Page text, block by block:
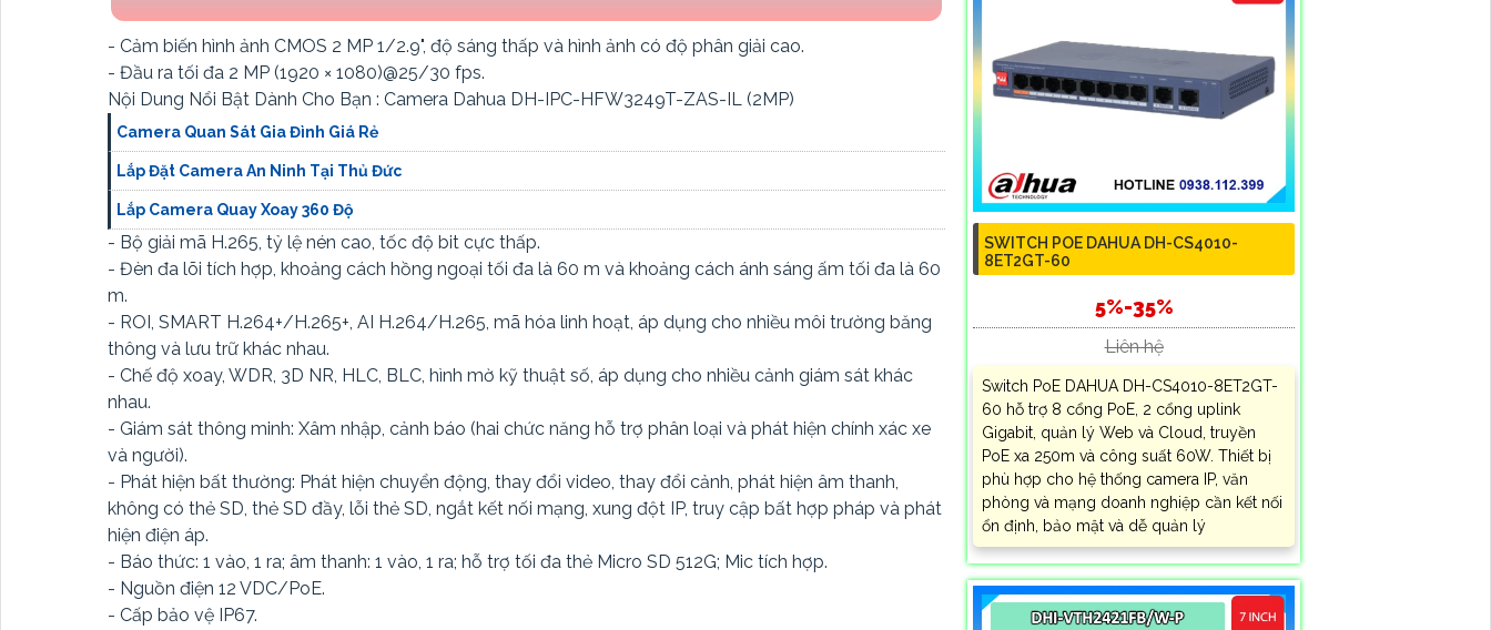
- Cảm biến hình ảnh CMOS 2 MP 1/2.9", độ sáng thấp và hình ảnh có độ phân giải cao.
- Đầu ra tối đa 2 MP (1920 × 1080)@25/30 fps.
Nội Dung Nổi Bật Dành Cho Bạn : Camera Dahua DH-IPC-HFW3249T-ZAS-IL (2MP)
Camera Quan Sát Gia Đình Giá Rẻ
Lắp Đặt Camera An Ninh Tại Thủ Đức
Lắp Camera Quay Xoay 360 Độ
- Bộ giải mã H.265, tỷ lệ nén cao, tốc độ bit cực thấp.
- Đèn đa lõi tích hợp, khoảng cách hồng ngoại tối đa là 60 m và khoảng cách ánh sáng ấm tối đa là 60
m.
- ROI, SMART H.264+/H.265+, AI H.264/H.265, mã hóa linh hoạt, áp dụng cho nhiều môi trường băng
thông và lưu trữ khác nhau.
- Chế độ xoay, WDR, 3D NR, HLC, BLC, hình mờ kỹ thuật số, áp dụng cho nhiều cảnh giám sát khác
nhau.
- Giám sát thông minh: Xâm nhập, cảnh báo (hai chức năng hỗ trợ phân loại và phát hiện chính xác xe
và người).
- Phát hiện bất thường: Phát hiện chuyển động, thay đổi video, thay đổi cảnh, phát hiện âm thanh,
không có thẻ SD, thẻ SD đầy, lỗi thẻ SD, ngắt kết nối mạng, xung đột IP, truy cập bất hợp pháp và phát
hiện điện áp.
- Báo thức: 1 vào, 1 ra; âm thanh: 1 vào, 1 ra; hỗ trợ tối đa thẻ Micro SD 512G; Mic tích hợp.
- Nguồn điện 12 VDC/PoE.
- Cấp bảo vệ IP67.
SWITCH POE DAHUA DH-CS4010-
8ET2GT-60
5%-35%
Liên hệ
Switch PoE DAHUA DH-CS4010-8ET2GT-
60 hỗ trợ 8 cổng PoE, 2 cổng uplink
Gigabit, quản lý Web và Cloud, truyền
PoE xa 250m và công suất 60W. Thiết bị
phù hợp cho hệ thống camera IP, văn
phòng và mạng doanh nghiệp cần kết nối
ổn định, bảo mật và dễ quản lý